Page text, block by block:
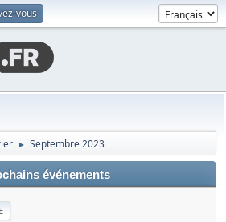
vous
► Septembre 2023
événements